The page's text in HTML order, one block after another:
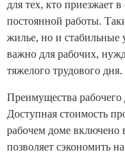
для тех, кто приезжает
постоянной работы.
жилье, но и стабильные
важно для рабочих,
тяжелого трудового дня.
Преимущества рабочего
Доступная стоимость
рабочем доме включено
позволяет сэкономить